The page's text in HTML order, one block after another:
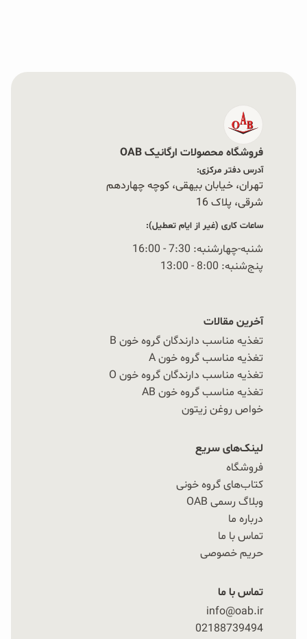
فروشگاه محصولات ارگانیک OAB
آدرس دفتر مرکزی:
تهران، خیابان بیهقی، کوچه چهاردهم
شرقی، پلاک 16‭
ساعات کاری (غیر از ایام تعطیل):
شنبه-چهارشنبه: 7:30 - 16:00
پنج‌شنبه: 8:00 - 13:00
آخرین مقالات
تغذیه مناسب دارندگان گروه خون B
تغذیه مناسب گروه خون A
تغذیه مناسب دارندگان گروه خون O
تغذیه مناسب گروه خون AB
خواص روغن زیتون
لینک‌های سریع
فروشگاه
کتاب‌های گروه خونی
وبلاگ رسمی OAB
درباره ما
تماس با ما
حریم خصوصی
تماس با ما
info@oab.ir
02188739494